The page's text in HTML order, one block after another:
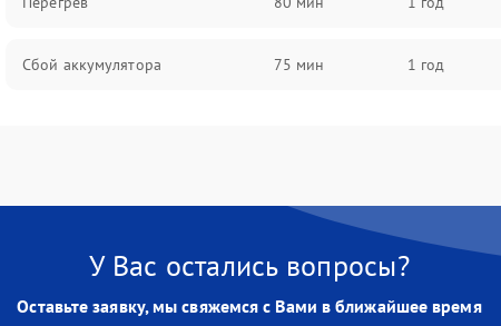
Сбой аккумулятора 75 мин 1 год
У Вас остались вопросы?
Оставьте заявку, мы свяжемся с Вами в ближайшее время